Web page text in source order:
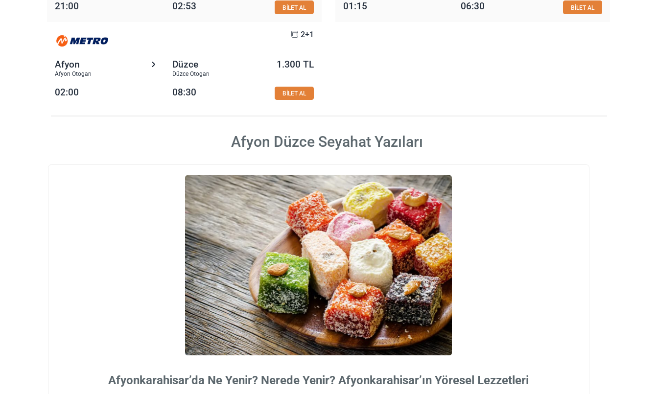
21:00 02:53 BİLET AL 01:15 06:30 BİLET AL
2+1
Afyon
Afyon Otogarı
Düzce
Düzce Otogarı
1.300 TL
02:00 08:30 BİLET AL
Afyon Düzce Seyahat Yazıları
Afyonkarahisar’da Ne Yenir? Nerede Yenir? Afyonkarahisar’ın Yöresel Lezzetleri